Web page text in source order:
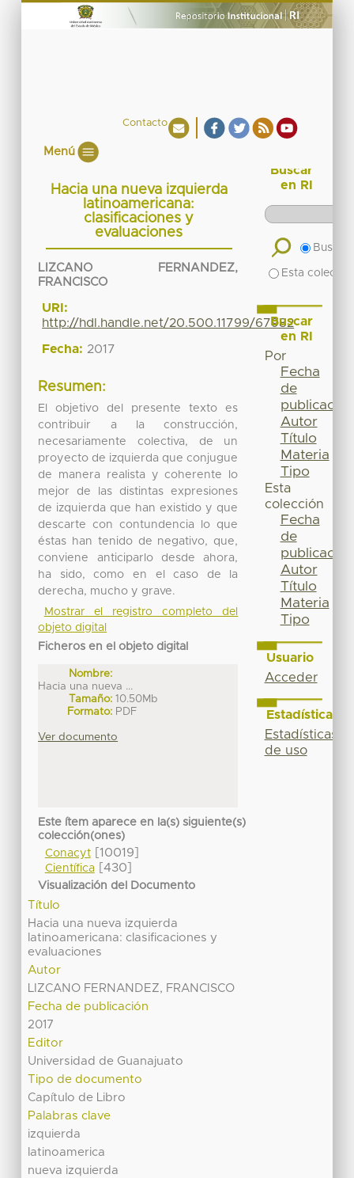
Contacto
Menú
Hacia una nueva izquierda
latinoamericana:
clasificaciones y
evaluaciones
LIZCANO FERNANDEZ,
FRANCISCO
URI:
http://hdl.handle.net/20.500.11799/67982
Fecha: 2017
Resumen:
El objetivo del presente texto es
contribuir a la construcción,
necesariamente colectiva, de un
proyecto de izquierda que conjugue
de manera realista y coherente lo
mejor de las distintas expresiones
de izquierda que han existido y que
descarte con contundencia lo que
éstas han tenido de negativo, que,
conviene anticiparlo desde ahora,
ha sido, como en el caso de la
derecha, mucho y grave.
Mostrar el registro completo del
objeto digital
Ficheros en el objeto digital
Nombre:
Hacia una nueva ...
Tamaño: 10.50Mb
Formato: PDF
Ver documento
Este ítem aparece en la(s) siguiente(s)
colección(ones)
Conacyt[10019]
Científica[430]
Visualización del Documento
Título
Hacia una nueva izquierda
latinoamericana: clasificaciones y
evaluaciones
Autor
LIZCANO FERNANDEZ, FRANCISCO
Fecha de publicación
2017
Editor
Universidad de Guanajuato
Tipo de documento
Capítulo de Libro
Palabras clave
izquierda
latinoamerica
nueva izquierda
Buscar
en RI
Buscar
Esta
Buscar
en RI
Por
Fecha
de
publicación
Autor
Título
Materia
Tipo
Esta
colección
Fecha
de
publicación
Autor
Título
Materia
Tipo
Usuario
Acceder
Estadísticas
Estadísticas
de uso